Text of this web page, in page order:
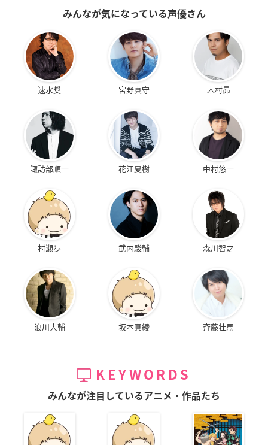
みんなが気になっている声優さん
速水奨 宮野真守 木村昴
諏訪部順一 花江夏樹 中村悠一
村瀬歩 武内駿輔 森川智之
浪川大輔 坂本真綾 斉藤壮馬
KEYWORDS
みんなが注目しているアニメ・作品たち